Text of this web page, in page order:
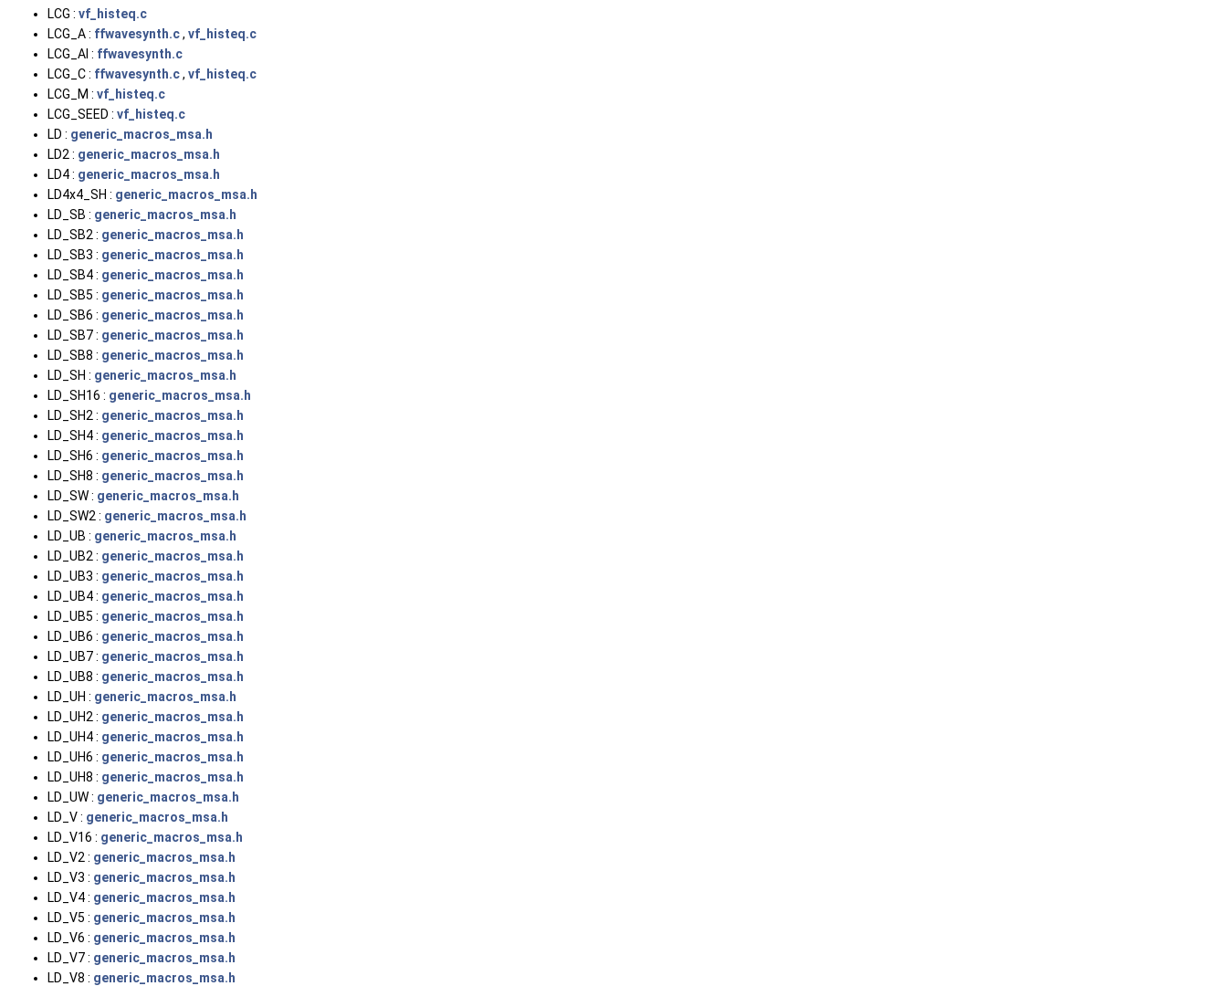
LCG : vf_histeq.c
LCG_A : ffwavesynth.c, vf_histeq.c
LCG_AI : ffwavesynth.c
LCG_C : ffwavesynth.c, vf_histeq.c
LCG_M : vf_histeq.c
LCG_SEED : vf_histeq.c
LD : generic_macros_msa.h
LD2 : generic_macros_msa.h
LD4 : generic_macros_msa.h
LD4x4_SH : generic_macros_msa.h
LD_SB : generic_macros_msa.h
LD_SB2 : generic_macros_msa.h
LD_SB3 : generic_macros_msa.h
LD_SB4 : generic_macros_msa.h
LD_SB5 : generic_macros_msa.h
LD_SB6 : generic_macros_msa.h
LD_SB7 : generic_macros_msa.h
LD_SB8 : generic_macros_msa.h
LD_SH : generic_macros_msa.h
LD_SH16 : generic_macros_msa.h
LD_SH2 : generic_macros_msa.h
LD_SH4 : generic_macros_msa.h
LD_SH6 : generic_macros_msa.h
LD_SH8 : generic_macros_msa.h
LD_SW : generic_macros_msa.h
LD_SW2 : generic_macros_msa.h
LD_UB : generic_macros_msa.h
LD_UB2 : generic_macros_msa.h
LD_UB3 : generic_macros_msa.h
LD_UB4 : generic_macros_msa.h
LD_UB5 : generic_macros_msa.h
LD_UB6 : generic_macros_msa.h
LD_UB7 : generic_macros_msa.h
LD_UB8 : generic_macros_msa.h
LD_UH : generic_macros_msa.h
LD_UH2 : generic_macros_msa.h
LD_UH4 : generic_macros_msa.h
LD_UH6 : generic_macros_msa.h
LD_UH8 : generic_macros_msa.h
LD_UW : generic_macros_msa.h
LD_V : generic_macros_msa.h
LD_V16 : generic_macros_msa.h
LD_V2 : generic_macros_msa.h
LD_V3 : generic_macros_msa.h
LD_V4 : generic_macros_msa.h
LD_V5 : generic_macros_msa.h
LD_V6 : generic_macros_msa.h
LD_V7 : generic_macros_msa.h
LD_V8 : generic_macros_msa.h